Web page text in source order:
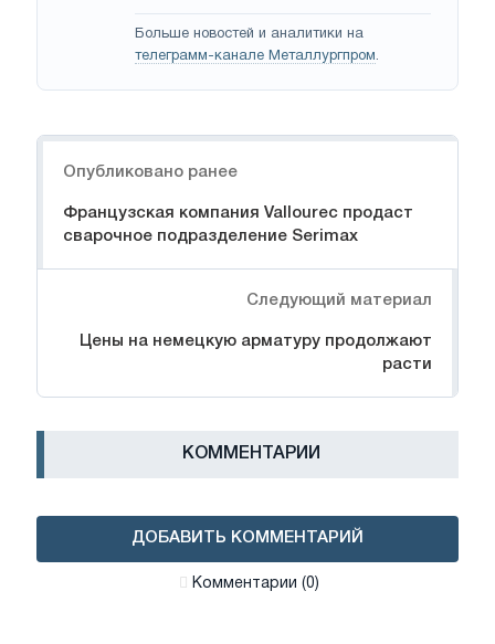
Больше новостей и аналитики на
телеграмм-канале Металлургпром.
Опубликовано ранее
Французская компания Vallourec продаст
сварочное подразделение Serimax
Следующий материал
Цены на немецкую арматуру продолжают
расти
КОММЕНТАРИИ
ДОБАВИТЬ КОММЕНТАРИЙ
Комментарии (0)